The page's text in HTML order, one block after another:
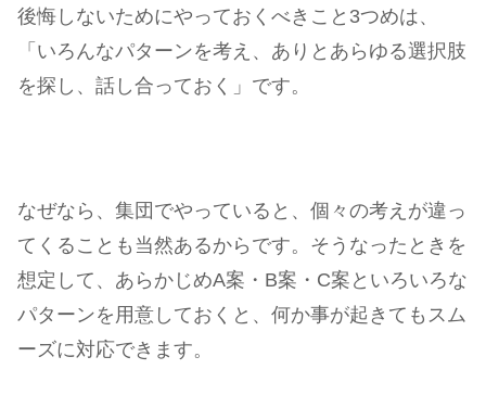
後悔しないためにやっておくべきこと3つめは、
「いろんなパターンを考え、ありとあらゆる選択肢
を探し、話し合っておく」です。
なぜなら、集団でやっていると、個々の考えが違っ
てくることも当然あるからです。そうなったときを
想定して、あらかじめA案・B案・C案といろいろな
パターンを用意しておくと、何か事が起きてもスム
ーズに対応できます。